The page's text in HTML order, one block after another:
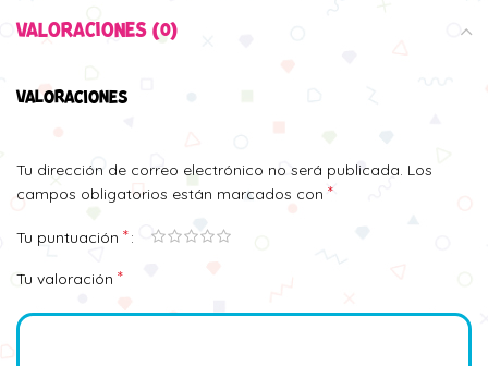
VALORACIONES (0)
VALORACIONES
Tu dirección de correo electrónico no será publicada. Los
campos obligatorios están marcados con *
Tu puntuación *
Tu valoración *